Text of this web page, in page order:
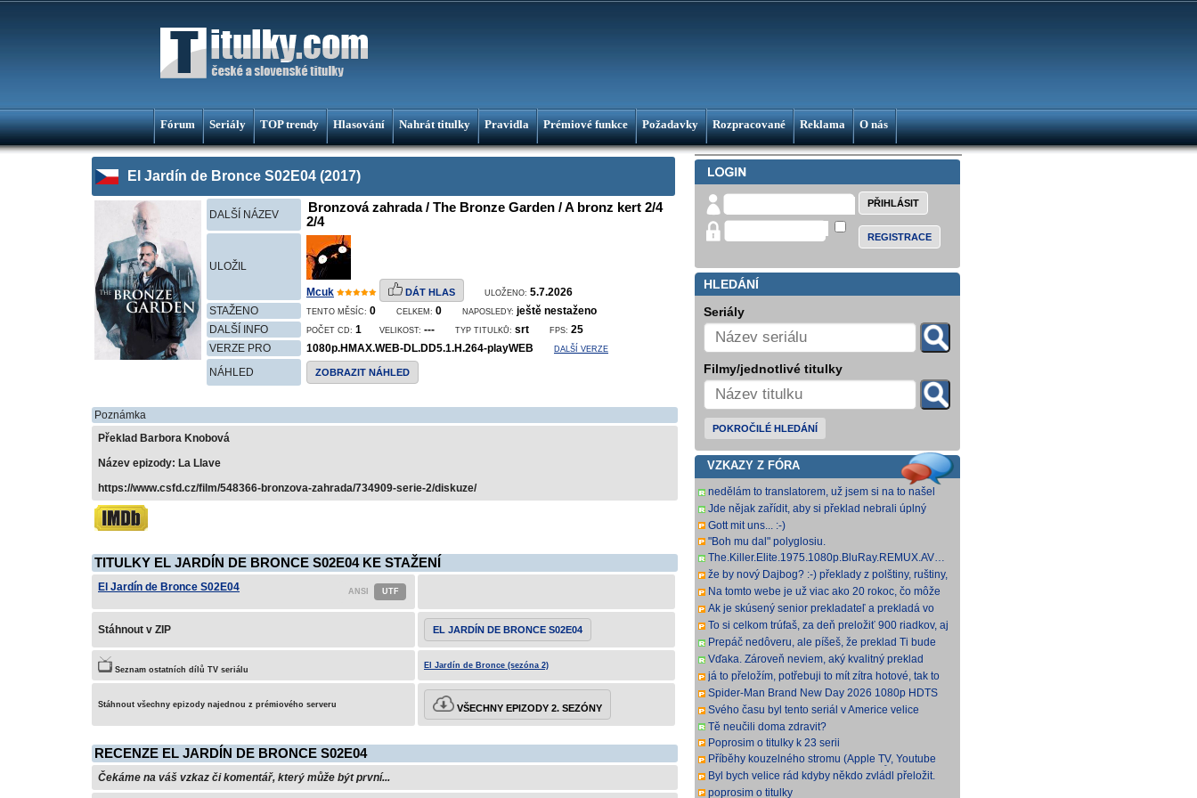
Fórum Seriály TOP trendy Hlasování Nahrát titulky Pravidla Prémiové funkce Požadavky Rozpracované Reklama O nás
El Jardín de Bronce S02E04 (2017)
DALŠÍ NÁZEV
Bronzová zahrada / The Bronze Garden / A bronz kert 2/4
2/4
ULOŽIL
Mcuk DÁT HLAS ULOŽENO: 5.7.2026
STAŽENO
TENTO MĚSÍC: 0 CELKEM: 0 NAPOSLEDY: ještě nestaženo
DALŠÍ INFO
POČET CD: 1 VELIKOST: --- TYP TITULKŮ: srt FPS: 25
VERZE PRO
1080p.HMAX.WEB-DL.DD5.1.H.264-playWEB DALŠÍ VERZE
NÁHLED ZOBRAZIT NÁHLED
Poznámka
Překlad Barbora Knobová
Název epizody: La Llave
https://www.csfd.cz/film/548366-bronzova-zahrada/734909-serie-2/diskuze/
TITULKY EL JARDÍN DE BRONCE S02E04 KE STAŽENÍ
El Jardín de Bronce S02E04
Stáhnout v ZIP EL JARDÍN DE BRONCE S02E04
Seznam ostatních dílů TV seriálu El Jardín de Bronce (sezóna 2)
Stáhnout všechny epizody najednou z prémiového serveru VŠECHNY EPIZODY 2. SEZÓNY
RECENZE EL JARDÍN DE BRONCE S02E04
Čekáme na váš vzkaz či komentář, který může být první...
REGISTRACE
HLEDÁNÍ
Seriály
Filmy/jednotlivé titulky
POKROČILÉ HLEDÁNÍ
VZKAZY Z FÓRA
nedělám to translatorem, už jsem si na to našel
systém, překládám si pro domací využití už delší
Jde nějak zařídit, aby si překlad nebrali úplný
amatéři, co to budou prznit translátorem :-(
Gott mit uns... :-)
"Boh mu dal" polyglosiu.
The.Killer.Elite.1975.1080p.BluRay.REMUX.AVC.FLAC1.0-
FraMeSToR [21,73 GB] Dnes na WS.
že by nový Dajbog? :-) překlady z polštiny, ruštiny,
italštiny, francouzštiny, angličtiny (12-24 hod
Na tomto webe je už viac ako 20 rokoc, čo môže
naznačovať vyšší vek (pokojne aj nad 40, či 50).
Ak je skúsený senior prekladateľ a prekladá vo
veľkom pre Netflix, HBO a iné, nemal by to byť
To si celkom trúfaš, za deň preložiť 900 riadkov, aj
keď krátkych a nenáročných, plus úprava
časovan
Prepáč nedôveru, ale píšeš, že preklad Ti bude
trvať 1 deň. Bude to poctivý konvenčný preklad,
Vďaka. Zároveň neviem, aký kvalitný preklad
dostanem(e), keďže to bude tvoj prvý (aspoň na
tomto web
já to přeložím, potřebuji to mít zítra hotové, tak to
sem rovnou hodim.
Spider-Man Brand New Day 2026 1080p HDTS
DD2 0 H 264-LMNTRY
Svého času byl tento seriál v Americe velice
populární, no je docela škoda, že nemá české
Tě neučili doma zdravit?
Poprosim o titulky k 23 serii
Příběhy kouzelného stromu (Apple TV, Youtube
Movies) jen dabing CZ/SK, bez titulků
Byl bych velice rád kdyby někdo zvládl přeložit.
Děkuji předem
poprosim o titulky